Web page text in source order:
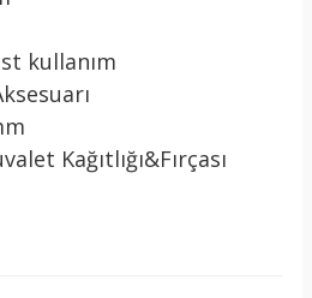
kullanım
Kağıtlığı&Fırçası